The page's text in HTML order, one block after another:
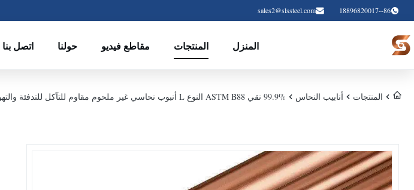
86--18896820017
sales2@slssteel.com
المنزل المنتجات مقاطع فيديو حولنا اتصل بنا
المنتجات أنابيب النحاس 99.9% نقي ASTM B88 النوع L أنبوب نحاسي غير ملحوم مقاوم للتآكل للتدفئة والتهوية وتكييف الهواء والسباكة